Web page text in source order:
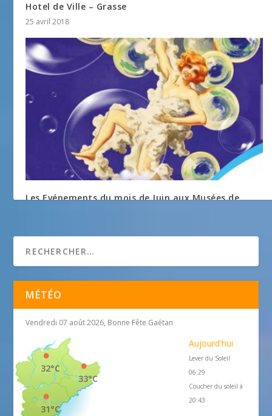
Hotel de Ville – Grasse
25 avril 2018
Les Evénements du mois de Juin aux Musées de
MÉTÉO
Vendredi 07 août 2026, Bonne Fête Gaétan
33°C
32°C
31°C
Aujourd'hui
Lever du Soleil
06:29
Coucher du soleil à
20:43